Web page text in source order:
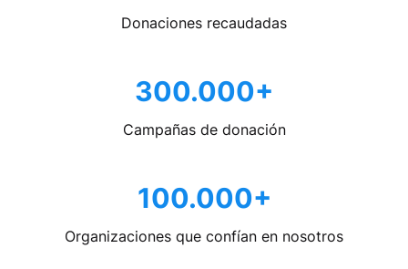
Donaciones recaudadas
300.000+
Campañas de donación
100.000+
Organizaciones que confían en nosotros